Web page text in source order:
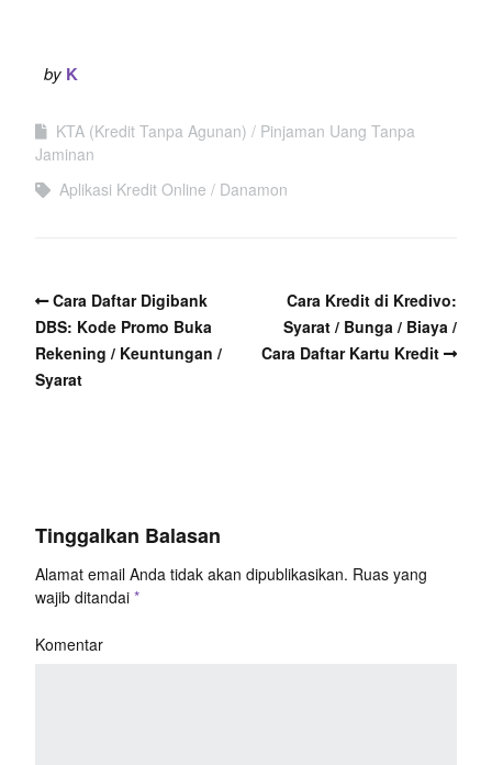
by K
KTA (Kredit Tanpa Agunan)
Pinjaman Uang Tanpa
Jaminan
Aplikasi Kredit Online
Danamon
Cara Daftar Digibank
DBS: Kode Promo Buka
Rekening / Keuntungan /
Syarat
Cara Kredit di Kredivo:
Syarat / Bunga / Biaya /
Cara Daftar Kartu Kredit
Tinggalkan Balasan
Alamat email Anda tidak akan dipublikasikan. Ruas yang
wajib ditandai *
Komentar